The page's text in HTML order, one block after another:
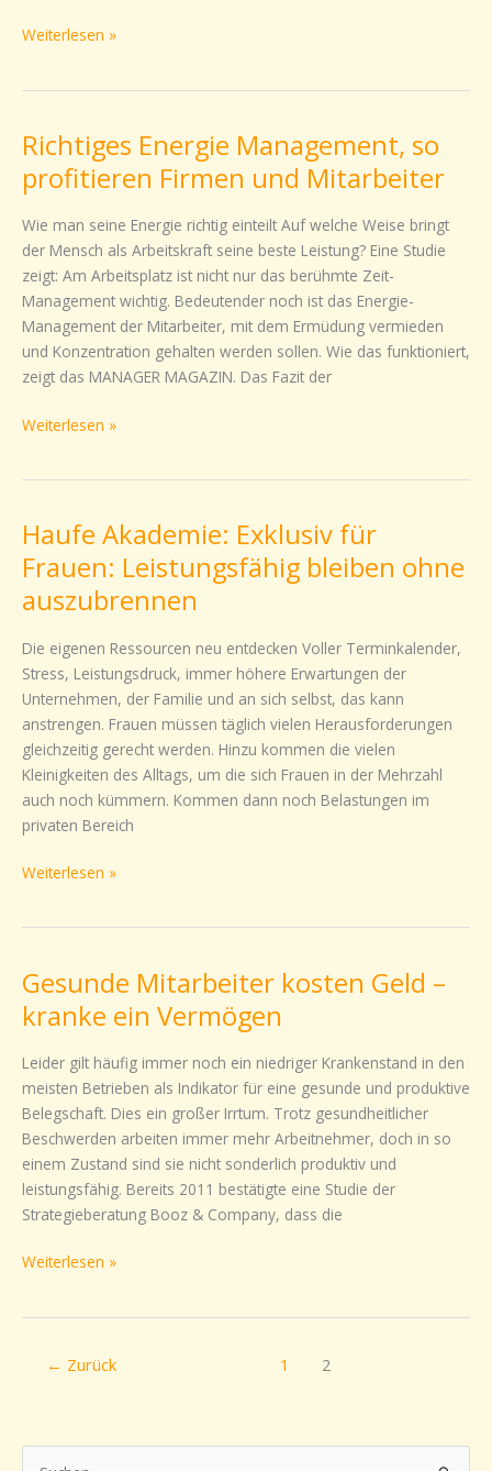
Weiterlesen »
Richtiges Energie Management, so
profitieren Firmen und Mitarbeiter
Wie man seine Energie richtig einteilt Auf welche Weise bringt
der Mensch als Arbeitskraft seine beste Leistung? Eine Studie
zeigt: Am Arbeitsplatz ist nicht nur das berühmte Zeit-
Management wichtig. Bedeutender noch ist das Energie-
Management der Mitarbeiter, mit dem Ermüdung vermieden
und Konzentration gehalten werden sollen. Wie das funktioniert,
zeigt das MANAGER MAGAZIN. Das Fazit der
Richtiges
Energie
Management,
so
profitieren
Firmen
und
Mitarbeiter
Weiterlesen »
Haufe Akademie: Exklusiv für
Frauen: Leistungsfähig bleiben ohne
auszubrennen
Die eigenen Ressourcen neu entdecken Voller Terminkalender,
Stress, Leistungsdruck, immer höhere Erwartungen der
Unternehmen, der Familie und an sich selbst, das kann
anstrengen. Frauen müssen täglich vielen Herausforderungen
gleichzeitig gerecht werden. Hinzu kommen die vielen
Kleinigkeiten des Alltags, um die sich Frauen in der Mehrzahl
auch noch kümmern. Kommen dann noch Belastungen im
privaten Bereich
Haufe
Akademie:
Exklusiv
für
Leistungsfähig
bleiben
ohne
auszubrennen
Weiterlesen »
Gesunde Mitarbeiter kosten Geld –
kranke ein Vermögen
Leider gilt häufig immer noch ein niedriger Krankenstand in den
meisten Betrieben als Indikator für eine gesunde und produktive
Belegschaft. Dies ein großer Irrtum. Trotz gesundheitlicher
Beschwerden arbeiten immer mehr Arbeitnehmer, doch in so
einem Zustand sind sie nicht sonderlich produktiv und
leistungsfähig. Bereits 2011 bestätigte eine Studie der
Strategieberatung Booz & Company, dass die
Gesunde
Mitarbeiter
kosten
Geld
kranke
ein
Vermögen
Weiterlesen »
← Zurück 1 2